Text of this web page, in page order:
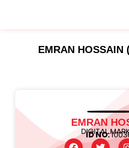
EMRAN HOSSAIN
EMRAN
DIGITAL
ID NO: